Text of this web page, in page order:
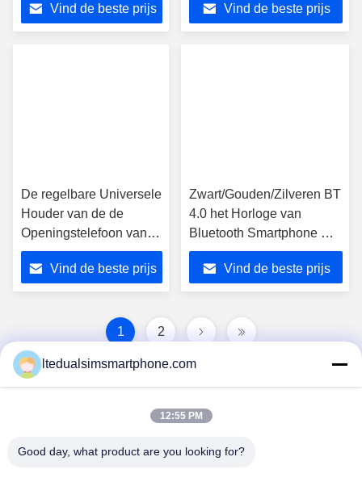
Vind de beste prijs
Kamperen Luchtbed
Vind de beste prijs
De regelbare Universele
Houder van de de
Openingstelefoon van
de Autolucht voor
Samsung Androïde
telefoon
Vind de beste prijs
Zwart/Gouden/Zilveren BT
4.0 het Horloge van
Bluetooth Smartphone met
200mAh-de Batterij van
het Lithiumpolymeer
Vind de beste prijs
1 2
China Android Phone Online Marketplace
ltedualsimsmartphone.com
12:55 PM
Good day, what product are you looking for?